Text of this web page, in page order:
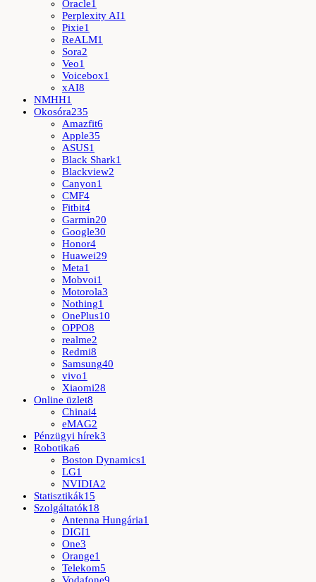
Oracle1
Perplexity AI1
Pixie1
ReALM1
Sora2
Veo1
Voicebox1
xAI8
NMHH1
Okosóra235
Amazfit6
Apple35
ASUS1
Black Shark1
Blackview2
Canyon1
CMF4
Fitbit4
Garmin20
Google30
Honor4
Huawei29
Meta1
Mobvoi1
Motorola3
Nothing1
OnePlus10
OPPO8
realme2
Redmi8
Samsung40
vivo1
Xiaomi28
Online üzlet8
Chinai4
eMAG2
Pénzügyi hírek3
Robotika6
Boston Dynamics1
LG1
NVIDIA2
Statisztikák15
Szolgáltatók18
Antenna Hungária1
DIGI1
One3
Orange1
Telekom5